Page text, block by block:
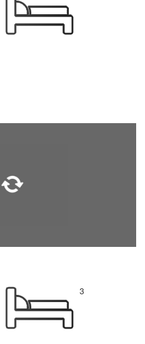
3